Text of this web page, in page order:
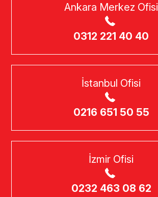
Ankara Merkez Ofisi
0312 221 40 40
İstanbul Ofisi
0216 651 50 55
İzmir Ofisi
0232 463 08 62